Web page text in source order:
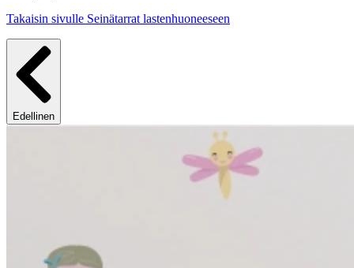
Takaisin sivulle Seinätarrat lastenhuoneeseen
Edellinen